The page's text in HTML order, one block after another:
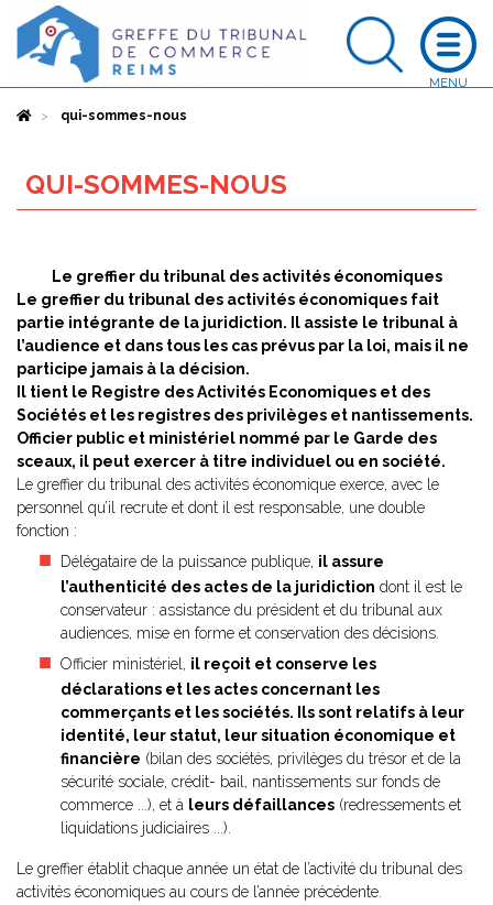
Accueilqui-sommes-nous
QUI-SOMMES-NOUS
Le greffier du tribunal des activités économiques
Le greffier du tribunal des activités économiques fait
partie intégrante de la juridiction. Il assiste le tribunal à
l’audience et dans tous les cas prévus par la loi, mais il ne
participe jamais à la décision.
Il tient le Registre des Activités Economiques et des
Sociétés et les registres des privilèges et nantissements.
Officier public et ministériel nommé par le Garde des
sceaux, il peut exercer à titre individuel ou en société.
Le greffier du tribunal des activités économique exerce, avec le
personnel qu’il recrute et dont il est responsable, une double
fonction :
Délégataire de la puissance publique, il assure
l’authenticité des actes de la juridiction dont il est le
conservateur : assistance du président et du tribunal aux
audiences, mise en forme et conservation des décisions.
Officier ministériel, il reçoit et conserve les
déclarations et les actes concernant les
commerçants et les sociétés. Ils sont relatifs à leur
identité, leur statut, leur situation économique et
financière (bilan des sociétés, privilèges du trésor et de la
sécurité sociale, crédit- bail, nantissements sur fonds de
commerce ...), et à leurs défaillances (redressements et
liquidations judiciaires ...).
Le greffier établit chaque année un état de l’activité du tribunal des
activités économiques au cours de l’année précédente.